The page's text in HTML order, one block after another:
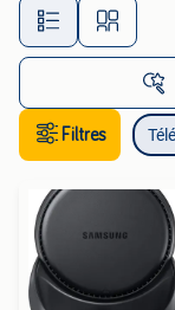
Filtres